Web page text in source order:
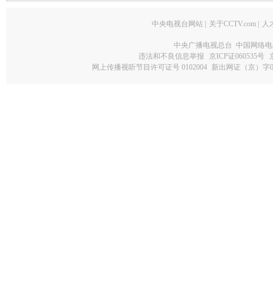
中央电视台网站 关于CCTV.com 人
中央广播电视总台 中国网络
违法和不良信息举报
京ICP证060535号
网上传播视听节目许可证号 0102004 新出网证（京）